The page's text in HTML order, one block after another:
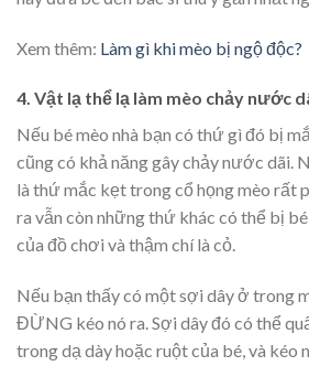
Xem thêm: Làm gì khi mèo bị ngộ độc?
4. Vật lạ thể lạ làm mèo chảy nước
Nếu bé mèo nhà bạn có thứ gì đó bị
cũng có khả năng gây chảy nước dãi.
là thứ mắc kẹt trong cổ họng mèo rất
ra vẫn còn những thứ khác có thể bị
của đồ chơi và thậm chí là cỏ.
Nếu bạn thấy có một sợi dây ở trong
ĐỪNG kéo nó ra. Sợi dây đó có thể
trong dạ dày hoặc ruột của bé, và kéo